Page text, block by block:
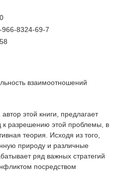
966-8324-69-7
взаимоотношений
этой книги, предлагает
к разрешению этой проблемы, в
теория. Исходя из того,
природу и различные
ряд важных стратегий
посредством